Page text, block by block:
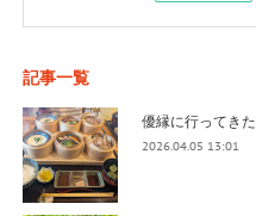
記事一覧
優縁に行ってきた
2026.04.05 13:01